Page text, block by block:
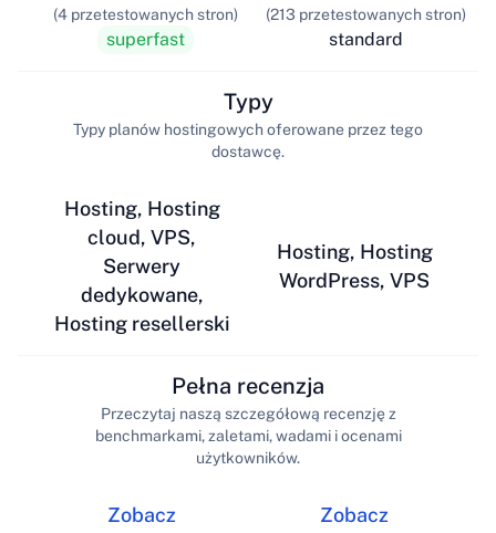
(4 przetestowanych stron)
superfast
(213 przetestowanych stron)
standard
Hosting, Hosting
cloud, VPS,
Serwery
dedykowane,
Hosting resellerski
Typy
Typy planów hostingowych oferowane przez tego
dostawcę.
Hosting, Hosting
WordPress, VPS
Zobacz
Pełna recenzja
Przeczytaj naszą szczegółową recenzję z
benchmarkami, zaletami, wadami i ocenami
użytkowników.
Zobacz